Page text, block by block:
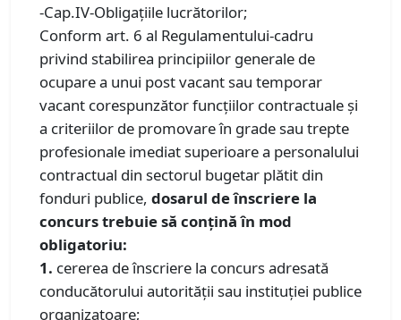
-Cap.IV-Obligaţiile lucrătorilor;
Conform art. 6 al Regulamentului-cadru
privind stabilirea principiilor generale de
ocupare a unui post vacant sau temporar
vacant corespunzător funcţiilor contractuale şi
a criteriilor de promovare în grade sau trepte
profesionale imediat superioare a personalului
contractual din sectorul bugetar plătit din
fonduri publice, dosarul de înscriere la
concurs trebuie să conţină în mod
obligatoriu:
1. cererea de înscriere la concurs adresată
conducătorului autorităţii sau instituției publice
organizatoare;